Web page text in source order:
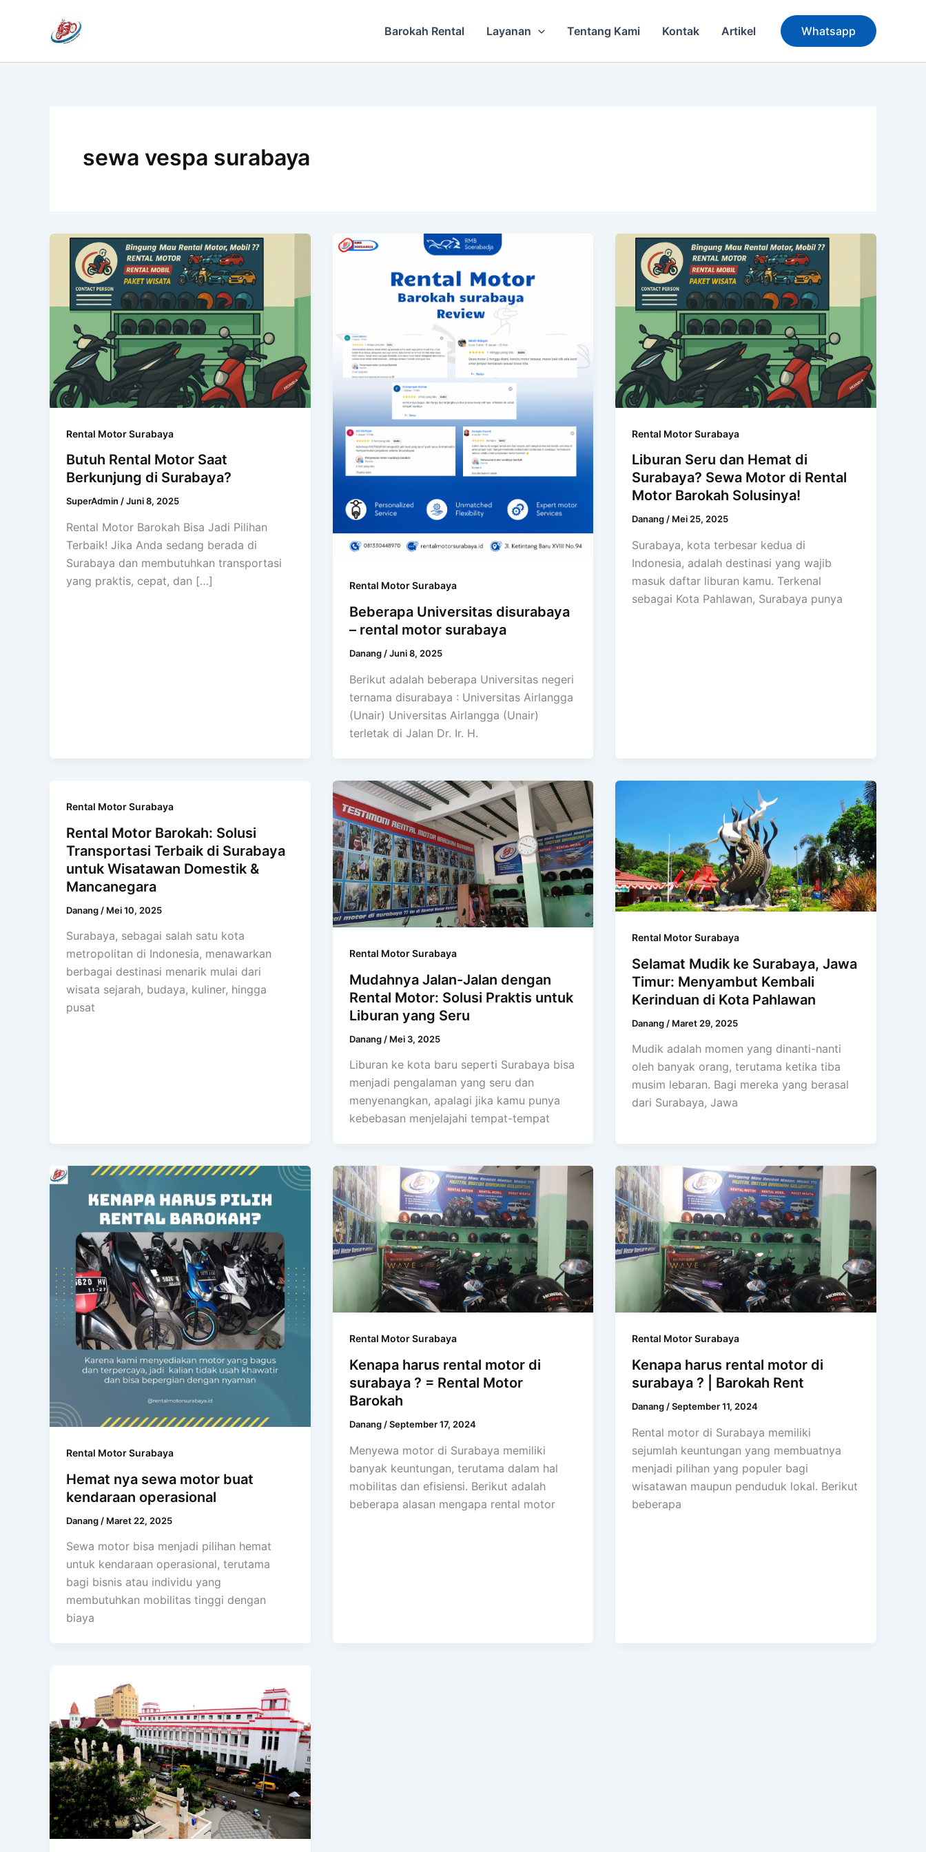
Barokah Rental Layanan Tentang Kami Kontak Artikel Whatsapp
sewa vespa surabaya
Rental Motor Surabaya
Butuh Rental Motor Saat
Berkunjung di Surabaya?
SuperAdmin /Juni 8, 2025
Rental Motor Barokah Bisa Jadi Pilihan
Terbaik! Jika Anda sedang berada di
Surabaya dan membutuhkan transportasi
yang praktis, cepat, dan […]
Rental Motor Surabaya
Beberapa Universitas disurabaya
– rental motor surabaya
Danang /Juni 8, 2025
Berikut adalah beberapa Universitas negeri
ternama disurabaya : Universitas Airlangga
(Unair) Universitas Airlangga (Unair)
terletak di Jalan Dr. Ir. H.
Rental Motor Surabaya
Liburan Seru dan Hemat di
Surabaya? Sewa Motor di Rental
Motor Barokah Solusinya!
Danang/ Mei 25, 2025
Surabaya, kota terbesar kedua di
Indonesia, adalah destinasi yang wajib
masuk daftar liburan kamu. Terkenal
sebagai Kota Pahlawan, Surabaya punya
Rental Motor Surabaya
Rental Motor Barokah: Solusi
Transportasi Terbaik di Surabaya
untuk Wisatawan Domestik &
Mancanegara
Danang / Mei 10, 2025
Surabaya, sebagai salah satu kota
metropolitan di Indonesia, menawarkan
berbagai destinasi menarik mulai dari
wisata sejarah, budaya, kuliner, hingga
pusat
Rental Motor Surabaya
Mudahnya Jalan-Jalan dengan
Rental Motor: Solusi Praktis untuk
Liburan yang Seru
Danang / Mei 3, 2025
Liburan ke kota baru seperti Surabaya bisa
menjadi pengalaman yang seru dan
menyenangkan, apalagi jika kamu punya
kebebasan menjelajahi tempat-tempat
Rental Motor Surabaya
Selamat Mudik ke Surabaya, Jawa
Timur: Menyambut Kembali
Kerinduan di Kota Pahlawan
Danang / Maret 29, 2025
Mudik adalah momen yang dinanti-nanti
oleh banyak orang, terutama ketika tiba
musim lebaran. Bagi mereka yang berasal
dari Surabaya, Jawa
Rental Motor Surabaya
Hemat nya sewa motor buat
kendaraan operasional
Danang / Maret 22, 2025
Sewa motor bisa menjadi pilihan hemat
untuk kendaraan operasional, terutama
bagi bisnis atau individu yang
membutuhkan mobilitas tinggi dengan
biaya
Rental Motor Surabaya
Kenapa harus rental motor di
surabaya ? = Rental Motor
Barokah
Danang /September 17, 2024
Menyewa motor di Surabaya memiliki
banyak keuntungan, terutama dalam hal
mobilitas dan efisiensi. Berikut adalah
beberapa alasan mengapa rental motor
Rental Motor Surabaya
Kenapa harus rental motor di
surabaya ? | Barokah Rent
Danang /September 11, 2024
Rental motor di Surabaya memiliki
sejumlah keuntungan yang membuatnya
menjadi pilihan yang populer bagi
wisatawan maupun penduduk lokal. Berikut
beberapa